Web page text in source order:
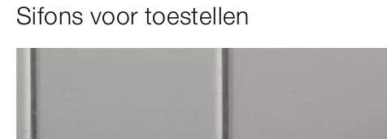
Sifons voor toestellen